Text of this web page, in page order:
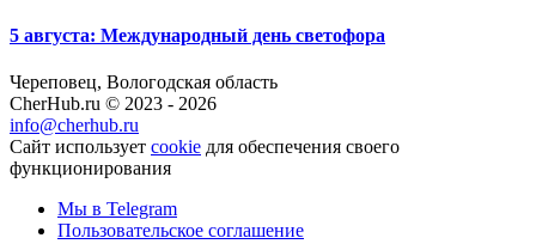
5 августа: Международный день светофора
Череповец, Вологодская область
CherHub.ru © 2023 - 2026
info@cherhub.ru
Сайт использует cookie для обеспечения своего
функционирования
Мы в Telegram
Пользовательское соглашение